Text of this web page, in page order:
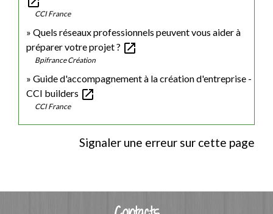
CCI France
Quels réseaux professionnels peuvent vous aider à
préparer votre projet ? open_in_new
Bpifrance Création
Guide d'accompagnement à la création d'entreprise -
CCI builders open_in_new
CCI France
Signaler une erreur sur cette page